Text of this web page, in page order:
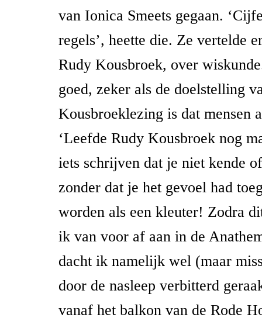
van Ionica Smeets gegaan.
regels’, heette die. Ze vertelde
Rudy Kousbroek, over
goed, zeker als de doelstelling
Kousbroeklezing is dat mensen
‘Leefde Rudy Kousbroek nog
iets schrijven dat je niet kende
zonder dat je het gevoel had
worden als een kleuter! Zodra
ik van voor af aan in de
dacht ik namelijk wel (maar
door de nasleep verbitterd
vanaf het balkon van de Rode